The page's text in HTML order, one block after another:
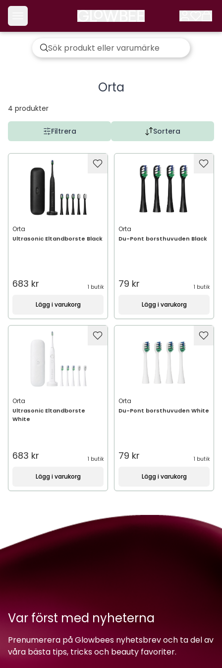
Orta
4 produkter
Filtrera Sortera
Orta
Ultrasonic Eltandborste Black
683 kr 1 butik
Lägg i varukorg
Orta
Du-Pont borsthuvuden Black
79 kr 1 butik
Lägg i varukorg
Orta
Ultrasonic Eltandborste
White
683 kr 1 butik
Lägg i varukorg
Orta
Du-Pont borsthuvuden White
79 kr 1 butik
Lägg i varukorg
Var först med nyheterna
Prenumerera på Glowbees nyhetsbrev och ta del av
våra bästa tips, tricks och beauty favoriter.